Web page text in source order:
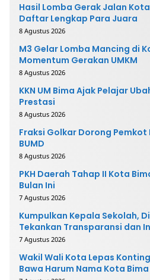
Hasil Lomba Gerak Jalan
Daftar Lengkap Para Juara
8 Agustus 2026
M3 Gelar Lomba Mancing di
Momentum Gerakan UMKM
8 Agustus 2026
KKN UM Bima Ajak Pelajar
Prestasi
8 Agustus 2026
Fraksi Golkar Dorong
BUMD
8 Agustus 2026
PKH Daerah Tahap II Kota
Bulan Ini
7 Agustus 2026
Kumpulkan Kepala Sekolah,
Tekankan Transparansi dan
7 Agustus 2026
Wakil Wali Kota Lepas
Bawa Harum Nama Kota Bima